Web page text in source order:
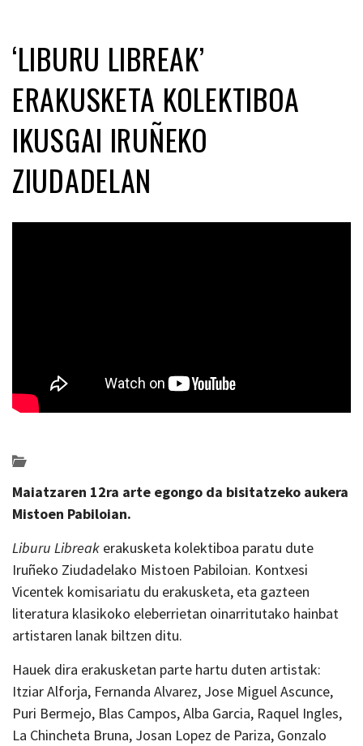
‘LIBURU LIBREAK’
ERAKUSKETA KOLEKTIBOA
IKUSGAI IRUÑEKO
ZIUDADELAN
Maiatzaren 12ra arte egongo da bisitatzeko aukera
Mistoen Pabiloian.
Liburu Libreak erakusketa kolektiboa paratu dute
Iruñeko Ziudadelako Mistoen Pabiloian. Kontxesi
Vicentek komisariatu du erakusketa, eta gazteen
literatura klasikoko eleberrietan oinarritutako hainbat
artistaren lanak biltzen ditu.
Hauek dira erakusketan parte hartu duten artistak:
Itziar Alforja, Fernanda Alvarez, Jose Miguel Ascunce,
Puri Bermejo, Blas Campos, Alba Garcia, Raquel Ingles,
La Chincheta Bruna, Josan Lopez de Pariza, Gonzalo